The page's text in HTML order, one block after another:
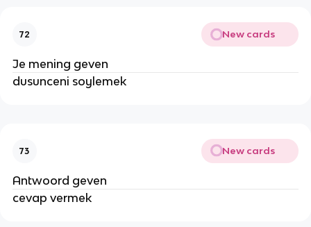
72 New cards
Je mening geven
dusunceni soylemek
73 New cards
Antwoord geven
cevap vermek